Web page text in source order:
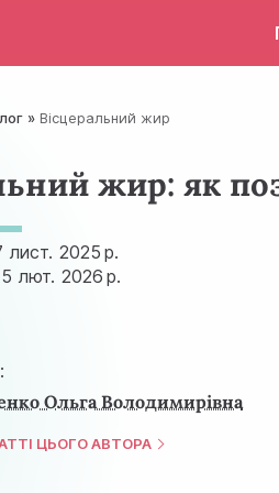
Вісцеральний жир
жир: як
лист. 2025 р.
лют. 2026 р.
Ольга Володимирівна
ЦЬОГО АВТОРА